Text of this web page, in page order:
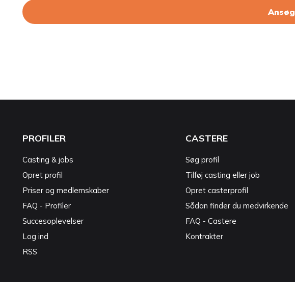
Ansøg
PROFILER
Casting & jobs
Opret profil
Priser og medlemskaber
FAQ - Profiler
Succesoplevelser
Log ind
RSS
CASTERE
Søg profil
Tilføj casting eller job
Opret casterprofil
Sådan finder du medvirkende
FAQ - Castere
Kontrakter